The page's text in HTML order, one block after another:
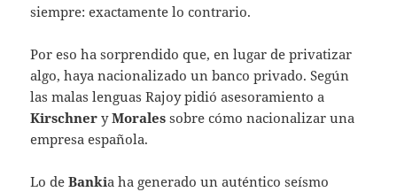
siempre: exactamente lo contrario.
Por eso ha sorprendido que, en lugar de privatizar
algo, haya nacionalizado un banco privado. Según
las malas lenguas Rajoy pidió asesoramiento a
Kirschner yMorales sobre cómo nacionalizar una
empresa española.
Lo deBankia ha generado un auténtico seísmo